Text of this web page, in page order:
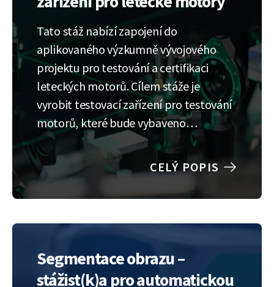
Tato stáž nabízí zapojení do
aplikovaného výzkumně vývojového
projektu pro testování a certifikaci
leteckých motorů. Cílem stáže je
vyrobit testovací zařízení pro testování
motorů, které bude vybaveno
senzorikou, mikrokontrolery a řídícím
systémem, a právě programování
mikrokontrolerů a grafického systému
bude hlavní náplní této úžasné práce v
stáže? Co potřebujeme? Co…
CELÝ POPIS
Segmentace obrazu –
stážist(k)a pro automatickou